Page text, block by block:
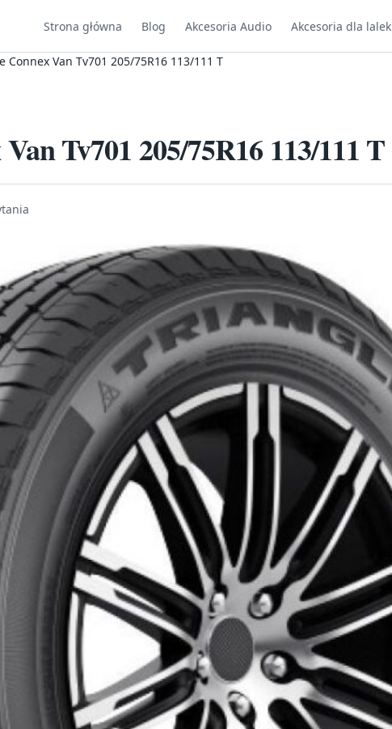
Strona główna Blog Akcesoria Audio Akcesoria dla lalek
Connex Van Tv701 205/75R16 113/111 T
Tv701 205/75R16 113/111 T